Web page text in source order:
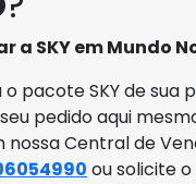
a SKY em Mundo
o pacote SKY de sua
seu pedido aqui
nossa Central de
ou solicite